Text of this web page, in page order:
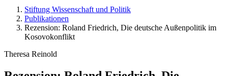
Stiftung Wissenschaft und Politik
Publikationen
Rezension: Roland Friedrich, Die deutsche Außenpolitik im
Kosovokonflikt
Theresa Reinold